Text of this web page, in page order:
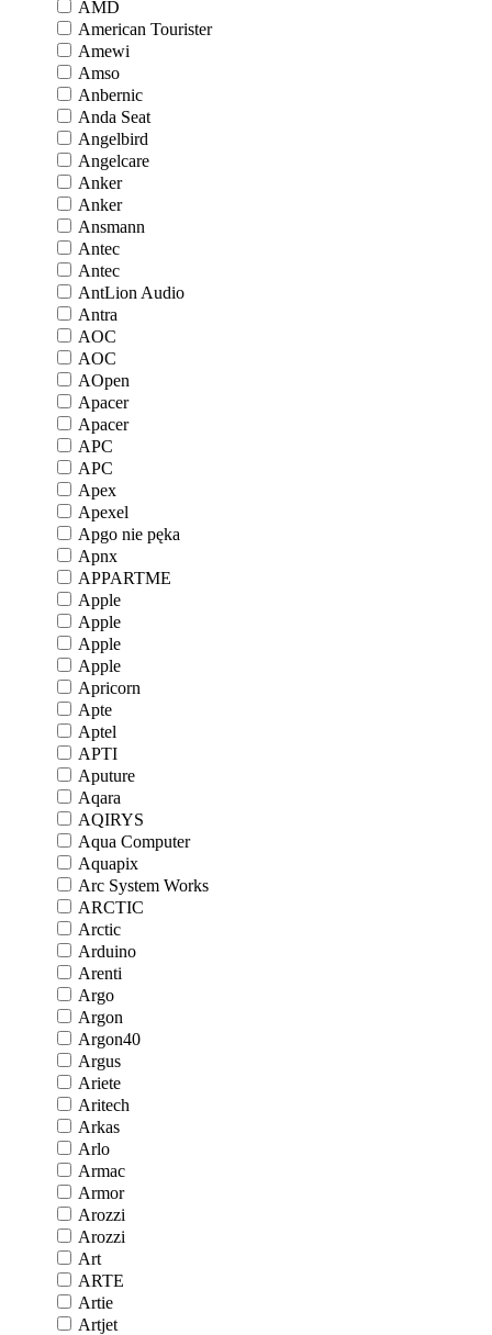
AMD
American Tourister
Amewi
Amso
Anbernic
Anda Seat
Angelbird
Angelcare
Anker
Anker
Ansmann
Antec
Antec
AntLion Audio
Antra
AOC
AOC
AOpen
Apacer
Apacer
APC
APC
Apex
Apexel
Apgo nie pęka
Apnx
APPARTME
Apple
Apple
Apple
Apple
Apricorn
Apte
Aptel
APTI
Aputure
Aqara
AQIRYS
Aqua Computer
Aquapix
Arc System Works
ARCTIC
Arctic
Arduino
Arenti
Argo
Argon
Argon40
Argus
Ariete
Aritech
Arkas
Arlo
Armac
Armor
Arozzi
Arozzi
Art
ARTE
Artie
Artjet